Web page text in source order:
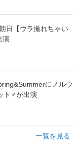
日【ウラ撮れちゃい
演
にノルウ
ト♂が出演
一覧を見る